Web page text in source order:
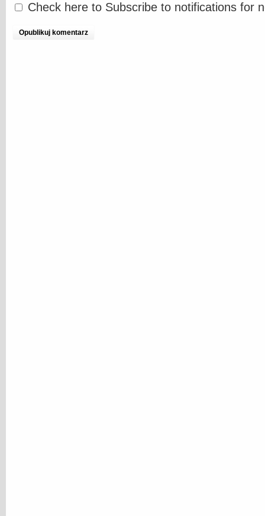
Check here to Subscribe to notifications for